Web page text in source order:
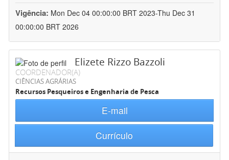
Vigência: Mon Dec 04 00:00:00 BRT 2023-Thu Dec 31
00:00:00 BRT 2026
Elizete Rizzo Bazzoli
COORDENADOR(A)
CIÊNCIAS AGRÁRIAS
Recursos Pesqueiros e Engenharia de Pesca
E-mail
Currículo